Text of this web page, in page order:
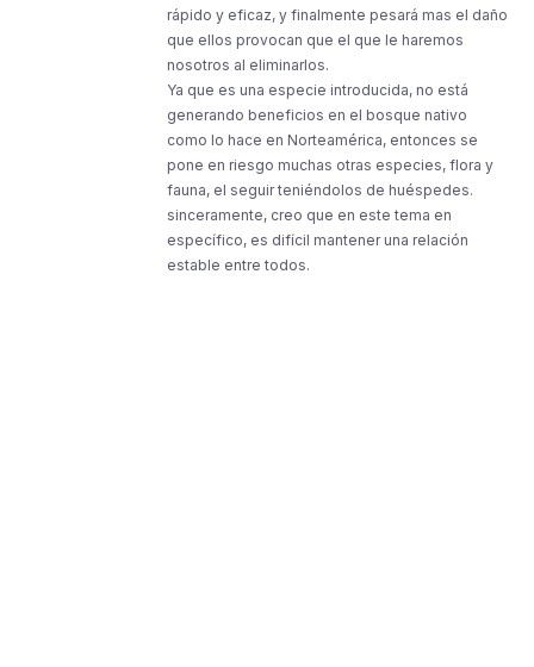
rápido y eficaz, y finalmente pesará mas el daño
que ellos provocan que el que le haremos
nosotros al eliminarlos.
Ya que es una especie introducida, no está
generando beneficios en el bosque nativo
como lo hace en Norteamérica, entonces se
pone en riesgo muchas otras especies, flora y
fauna, el seguir teniéndolos de huéspedes.
sinceramente, creo que en este tema en
específico, es difícil mantener una relación
estable entre todos.